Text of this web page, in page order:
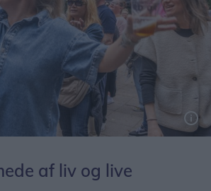
af liv og live